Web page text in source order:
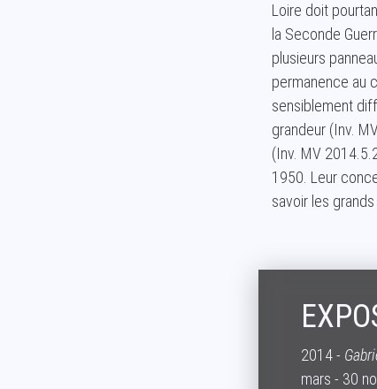
Loire doit
la Seconde
plusieurs
permanence au
sensiblement
grandeur (Inv.
(Inv. MV
1950. Leur
savoir les
2014 -
mars - 30